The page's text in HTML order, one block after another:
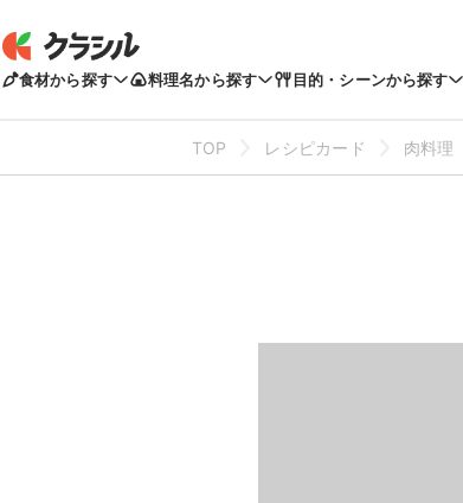
食材から探す 料理名から探す 目的・シーンから探す
TOP レシピカード 肉料理